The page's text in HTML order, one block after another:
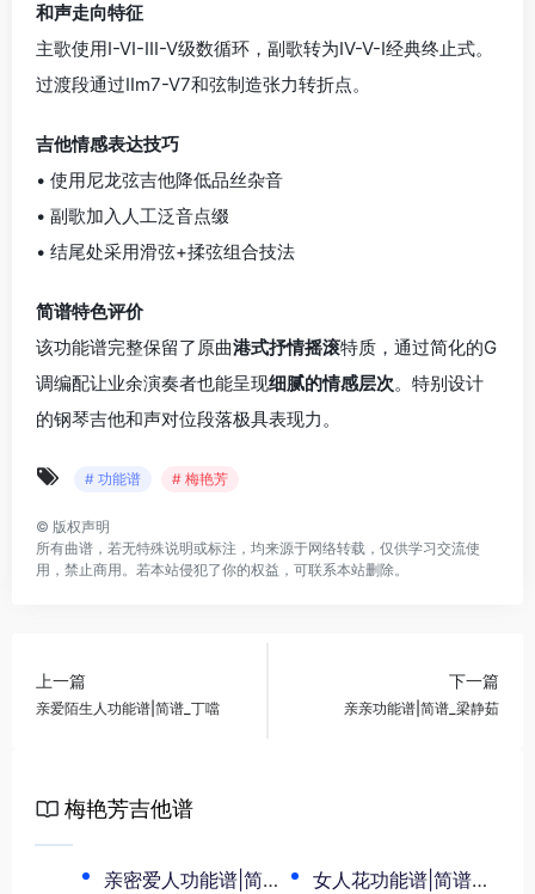
和声走向特征
主歌使用I-VI-III-V级数循环，副歌转为IV-V-I经典终止式。
过渡段通过IIm7-V7和弦制造张力转折点。
吉他情感表达技巧
• 使用尼龙弦吉他降低品丝杂音
• 副歌加入人工泛音点缀
• 结尾处采用滑弦+揉弦组合技法
简谱特色评价
该功能谱完整保留了原曲港式抒情摇滚特质，通过简化的G
调编配让业余演奏者也能呈现细腻的情感层次。特别设计
的钢琴吉他和声对位段落极具表现力。
# 功能谱 # 梅艳芳
© 版权声明
所有曲谱，若无特殊说明或标注，均来源于网络转载，仅供学习交流使
用，禁止商用。若本站侵犯了你的权益，可联系本站删除。
上一篇
亲爱陌生人功能谱|简谱_丁噹
下一篇
亲亲功能谱|简谱_梁静茹
梅艳芳吉他谱
亲密爱人功能谱|简谱,梅艳芳
女人花功能谱|简谱,梅艳芳